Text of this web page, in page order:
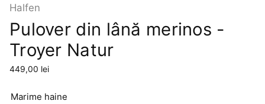
Halfen
Pulover din lână merinos -
Troyer Natur
Preț
449,00 lei
Marime haine